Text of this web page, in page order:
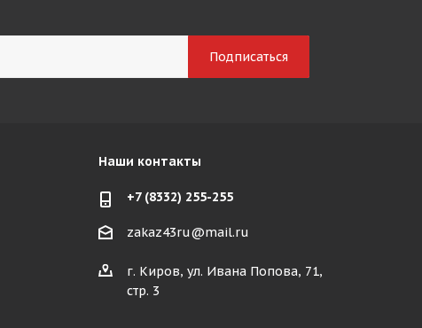
Наши контакты
+7 (8332) 255-255
zakaz43ru@mail.ru
г. Киров, ул. Ивана Попова, 71,
стр. 3